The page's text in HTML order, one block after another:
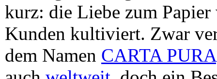
kurz: die Liebe zum
Kunden kultiviert. Zwar
dem Namen CARTA PURA